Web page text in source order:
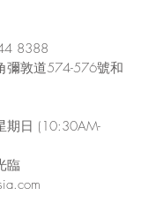
8388
彌敦道574-576號和
期日 (10:30AM-
臨